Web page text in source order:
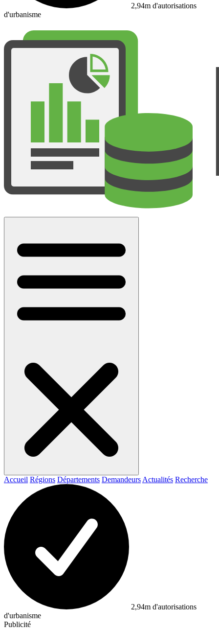
2,94m d'autorisations
d'urbanisme
Accueil Régions Départements Demandeurs Actualités Recherche
2,94m d'autorisations
d'urbanisme
Publicité